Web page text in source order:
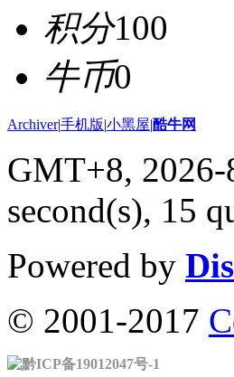
积分100
牛币0
Archiver|手机版|小黑屋|酷牛网
GMT+8,
second(s), 15
Powered by
© 2001-2017
黔ICP备19012047号-1